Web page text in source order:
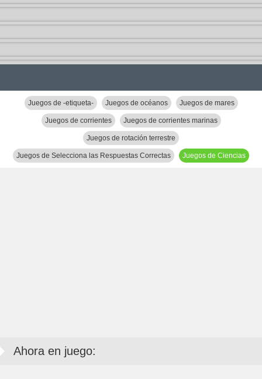
Juegos de -etiqueta- Juegos de océanos Juegos de mares
Juegos de corrientes Juegos de corrientes marinas
Juegos de rotación terrestre
Juegos de Selecciona las Respuestas Correctas Juegos de Ciencias
Ahora en juego: